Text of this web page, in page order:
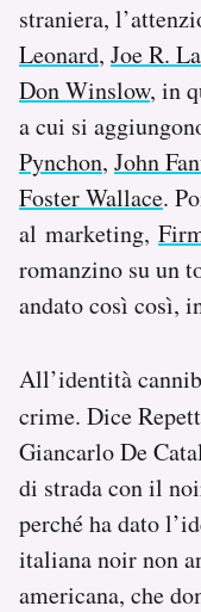
straniera,
Leonard, Joe R.
Don Winslow, in
a cui si
Pynchon, John
Foster Wallace.
al marketing,
romanzino su un
andato così così,
All’identità
crime. Dice
Giancarlo De
di strada con il
perché ha dato
italiana noir non
americana, che